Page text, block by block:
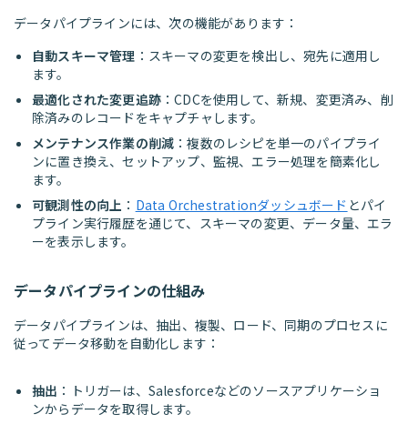
データパイプラインには、次の機能があります：
自動スキーマ管理 ：スキーマの変更を検出し、宛先に適用し
ます。
最適化された変更追跡 ：CDCを使用して、新規、変更済み、削
除済みのレコードをキャプチャします。
メンテナンス作業の削減 ：複数のレシピを単一のパイプライ
ンに置き換え、セットアップ、監視、エラー処理を簡素化し
ます。
可観測性の向上 ： Data Orchestrationダッシュボード とパイ
プライン実行履歴を通じて、スキーマの変更、データ量、エラ
ーを表示します。
データパイプラインの仕組み
データパイプラインは、抽出、複製、ロード、同期のプロセスに
従ってデータ移動を自動化します：
抽出 ：トリガーは、Salesforceなどのソースアプリケーショ
ンからデータを取得します。